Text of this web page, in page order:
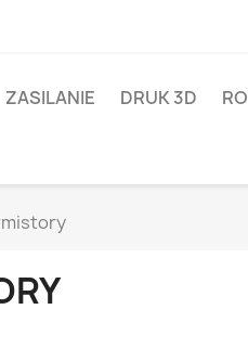
ZASILANIE DRUK 3D